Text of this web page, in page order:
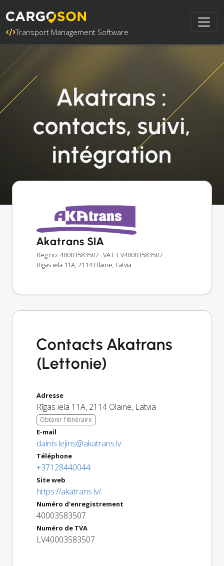
Transport Management Software
Akatrans :
contacts, suivi,
intégration
Akatrans SIA
Reg no: 40003583507 · VAT: LV40003583507
Rīgas iela 11A, 2114 Olaine, Latvia
Contacts Akatrans
(Lettonie)
Adresse
Rīgas iela 11A, 2114 Olaine, Latvia
Obtenir l'itinéraire
E-mail
dainis.lejins@akatrans.lv
Téléphone
+37128440044
Site web
https://akatrans.lv/
Numéro d'enregistrement
40003583507
Numéro de TVA
LV40003583507